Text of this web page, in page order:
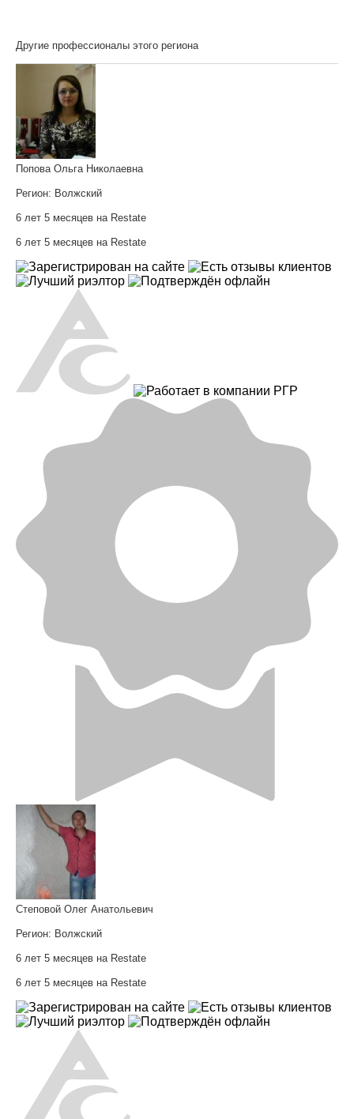
Другие профессионалы этого региона
Попова Ольга Николаевна
Регион: Волжский
6 лет 5 месяцев на Restate
6 лет 5 месяцев на Restate
Степовой Олег Анатольевич
Регион: Волжский
6 лет 5 месяцев на Restate
6 лет 5 месяцев на Restate